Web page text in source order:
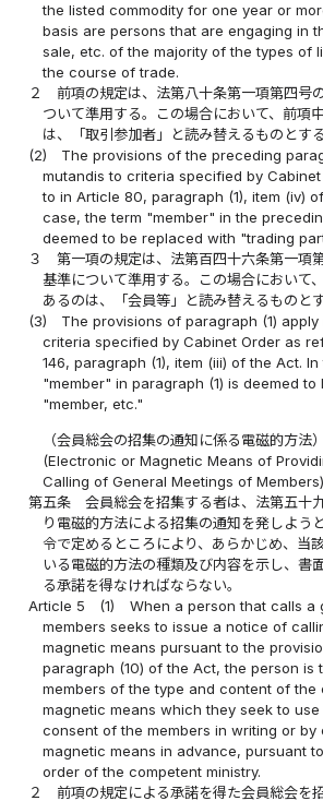
the listed commodity for one year or
basis are persons that are engaging in
sale, etc. of the majority of the types of
the course of trade.
２
前項の規定は、法第八十条第一項第四号
ついて準用する。この場合において、前項
は、「取引参加者」と読み替えるものとする
(2)
The provisions of the preceding
mutandis to criteria specified by
to in Article 80, paragraph (1), item (iv)
case, the term "member" in the
deemed to be replaced with "trading
３
第一項の規定は、法第百四十六条第一項
基準について準用する。この場合において
あるのは、「会員等」と読み替えるものとす
(3)
The provisions of paragraph (1)
criteria specified by Cabinet Order as
146, paragraph (1), item (iii) of the Act.
"member" in paragraph (1) is deemed
"member, etc."
（会員総会の招集の通知に係る電磁的方法）
(Electronic or Magnetic Means of
Calling of General Meetings of Members)
第五条
会員総会を招集する者は、法第五十
り電磁的方法による招集の通知を発しよう
令で定めるところにより、あらかじめ、当
いる電磁的方法の種類及び内容を示し、書
る承諾を得なければならない。
Article 5
(1)
When a person that calls a
members seeks to issue a notice of
magnetic means pursuant to the
paragraph (10) of the Act, the person is
members of the type and content of the
magnetic means which they seek to
consent of the members in writing or by
magnetic means in advance, pursuant
order of the competent ministry.
２
前項の規定による承諾を得た会員総会を